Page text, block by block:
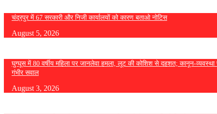
चंद्रपुर में 67 सरकारी और निजी कार्यालयों को कारण बताओ नोटिस
August 5, 2026
घुग्घूस में 80 वर्षीय महिला पर जानलेवा हमला, लूट की कोशिश से दहशत; कानून-व्यवस्था
गंभीर सवाल
August 3, 2026